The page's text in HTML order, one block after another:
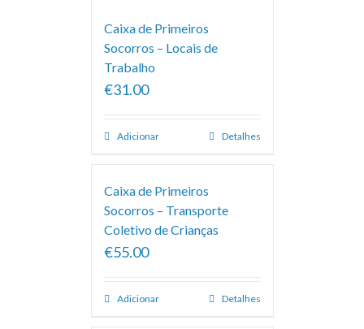
Caixa de Primeiros
Socorros – Locais de
Trabalho
€31.00
Adicionar Detalhes
Caixa de Primeiros
Socorros – Transporte
Coletivo de Crianças
€55.00
Adicionar Detalhes